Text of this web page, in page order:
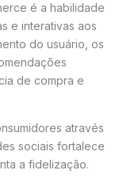
é a habilidade
e interativas aos
do usuário, os
de compra e
através
sociais fortalece
a fidelização.